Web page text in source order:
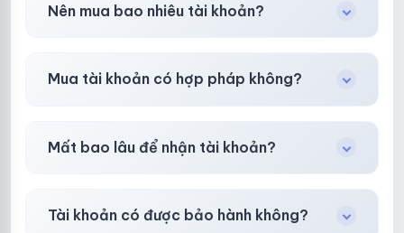
trợ đổi mới hoặc hoàn 100%.
Nên mua bao nhiêu tài khoản?
phòng.
Mua tài khoản có hợp pháp không?
ràng trước khi bạn mua.
Mất bao lâu để nhận tài khoản?
toán thành công.
Tài khoản có được bảo hành không?